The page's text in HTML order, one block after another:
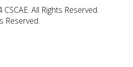
All Rights Reserved.
Reserved.